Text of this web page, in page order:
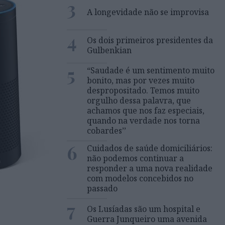
3 A longevidade não se improvisa
4
Os dois primeiros presidentes da
Gulbenkian
5
“Saudade é um sentimento muito
bonito, mas por vezes muito
despropositado. Temos muito
orgulho dessa palavra, que
achamos que nos faz especiais,
quando na verdade nos torna
cobardes’’
6
Cuidados de saúde domiciliários:
não podemos continuar a
responder a uma nova realidade
com modelos concebidos no
passado
7
Os Lusíadas são um hospital e
Guerra Junqueiro uma avenida